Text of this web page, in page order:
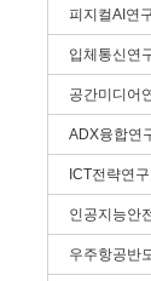
피지컬AI연
입체통신연
공간미디어
ADX융합연
ICT전략연
인공지능안
우주항공반